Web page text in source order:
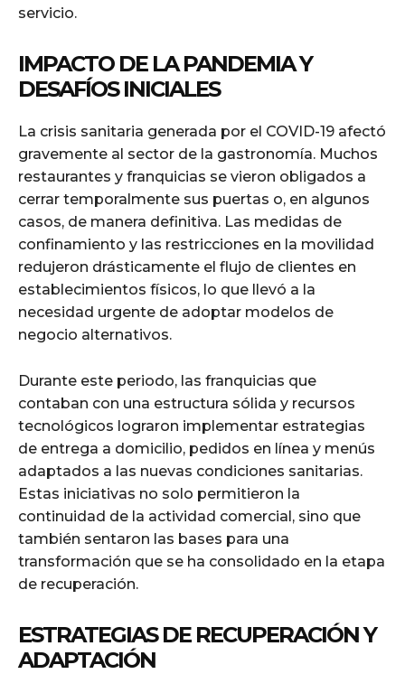
servicio.
IMPACTO DE LA PANDEMIA Y
DESAFÍOS INICIALES
La crisis sanitaria generada por el COVID-19 afectó
gravemente al sector de la gastronomía. Muchos
restaurantes y franquicias se vieron obligados a
cerrar temporalmente sus puertas o, en algunos
casos, de manera definitiva. Las medidas de
confinamiento y las restricciones en la movilidad
redujeron drásticamente el flujo de clientes en
establecimientos físicos, lo que llevó a la
necesidad urgente de adoptar modelos de
negocio alternativos.
Durante este periodo, las franquicias que
contaban con una estructura sólida y recursos
tecnológicos lograron implementar estrategias
de entrega a domicilio, pedidos en línea y menús
adaptados a las nuevas condiciones sanitarias.
Estas iniciativas no solo permitieron la
continuidad de la actividad comercial, sino que
también sentaron las bases para una
transformación que se ha consolidado en la etapa
de recuperación.
ESTRATEGIAS DE RECUPERACIÓN Y
ADAPTACIÓN